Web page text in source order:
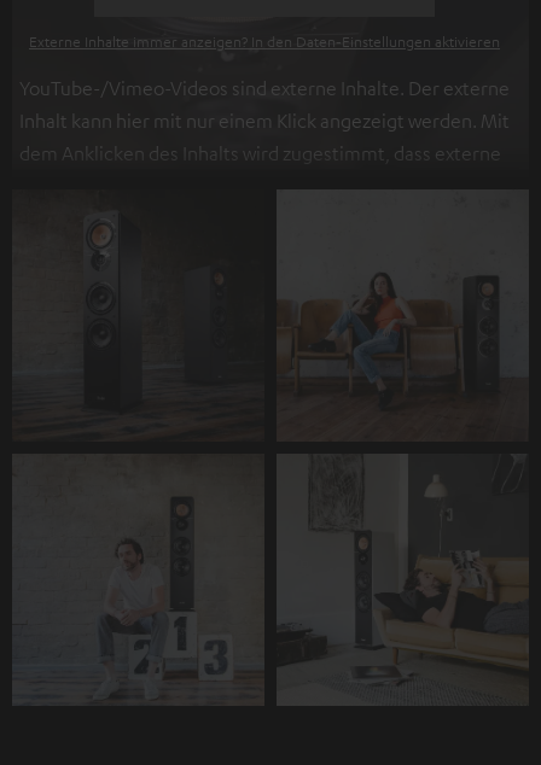
Externe Inhalte immer anzeigen? In den Daten‑Einstellungen aktivieren
YouTube-/Vimeo-Videos sind externe Inhalte. Der externe
Inhalt kann hier mit nur einem Klick angezeigt werden. Mit
dem Anklicken des Inhalts wird zugestimmt, dass externe
Inhalte angezeigt werden. Dabei können
personenbezogene Daten an Drittplattformen
übermittelt werden.
Datenschutzerklärung unter I zu finden